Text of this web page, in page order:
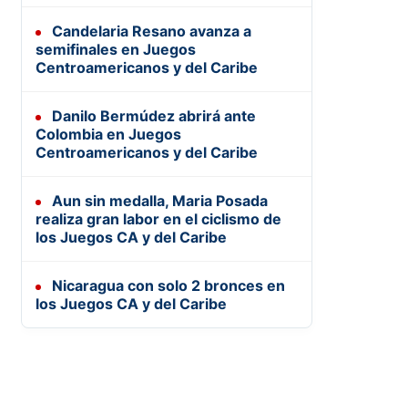
Candelaria Resano avanza a
semifinales en Juegos
Centroamericanos y del Caribe
Danilo Bermúdez abrirá ante
Colombia en Juegos
Centroamericanos y del Caribe
Aun sin medalla, Maria Posada
realiza gran labor en el ciclismo de
los Juegos CA y del Caribe
Nicaragua con solo 2 bronces en
los Juegos CA y del Caribe